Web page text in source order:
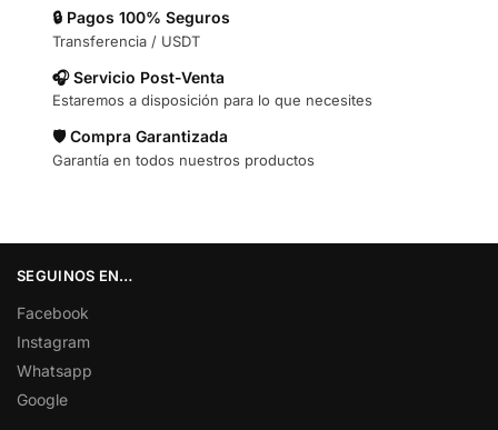
🔒 Pagos 100% Seguros
Transferencia / USDT
🎧 Servicio Post-Venta
Estaremos a disposición para lo que necesites
🛡️ Compra Garantizada
Garantía en todos nuestros productos
SEGUINOS EN…
Facebook
Instagram
Whatsapp
Google